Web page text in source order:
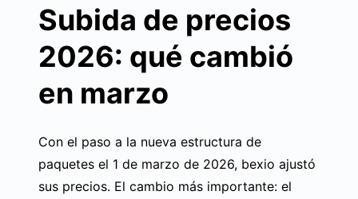
Subida de precios
2026: qué cambió
en marzo
Con el paso a la nueva estructura de
paquetes el 1 de marzo de 2026, bexio ajustó
sus precios. El cambio más importante: el